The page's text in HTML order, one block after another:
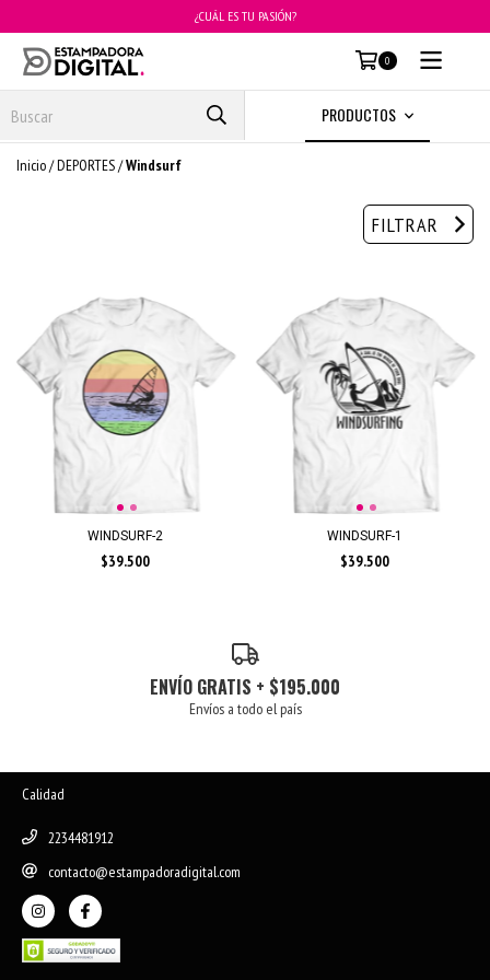
¿CUÁL ES TU PASIÓN?
0
PRODUCTOS
Inicio/DEPORTES/Windsurf
FILTRAR
WINDSURF-2
$39.500
WINDSURF-1
$39.500
ENVÍO GRATIS + $195.000
Envíos a todo el país
Calidad
2234481912
contacto@estampadoradigital.com